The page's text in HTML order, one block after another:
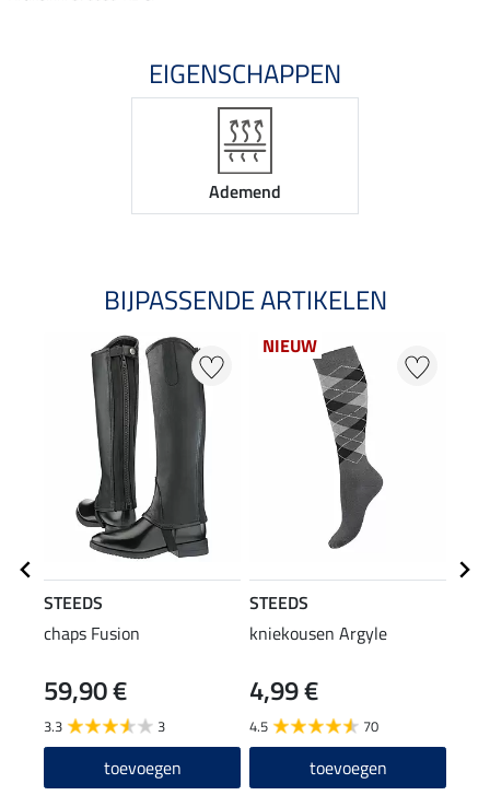
EIGENSCHAPPEN
Ademend
BIJPASSENDE ARTIKELEN
STEEDS
chaps Fusion
59,90 €
3.3 3
toevoegen
NIEUW
STEEDS
kniekousen Argyle
4,99 €
4.5 70
toevoegen